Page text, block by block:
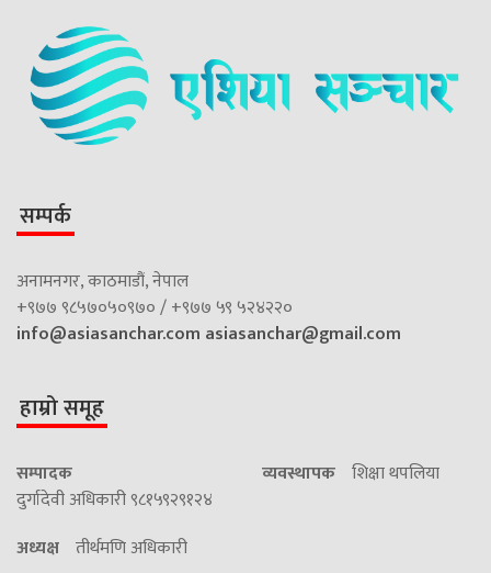
सम्पर्क
अनामनगर, काठमाडौं, नेपाल
+९७७ ९८५७०५०९७० / +९७७ ५९ ५२४२२०
info@asiasanchar.com asiasanchar@gmail.com
हाम्रो समूह
सम्पादक
दुर्गादेवी अधिकारी ९८१५९२९१२४
व्यवस्थापक शिक्षा थपलिया
अध्यक्ष तीर्थमणि अधिकारी